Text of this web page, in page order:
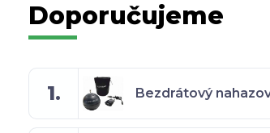
Doporučujeme
1. Bezdrátový